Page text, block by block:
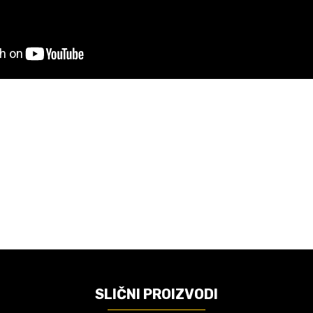
Akcija
Sony - SOE, Sony Interactive
SLIČNI PROIZVODI